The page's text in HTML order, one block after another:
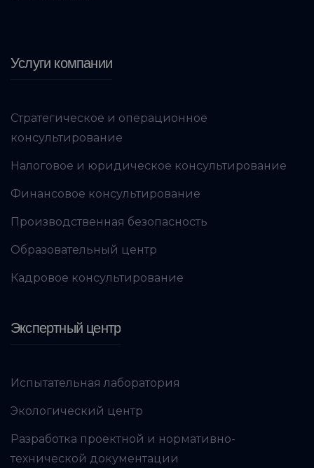
Услуги компании
Стратегическое и операционное
консультирование
Налоговое и юридическое консультирование
Финансовое консультирование
Производственная безопасность
Образовательный центр
Кадровое консультирование
Экспертный центр
Испытательная лаборатория
Экологический центр
Разработка проектной и нормативно-
технической документации